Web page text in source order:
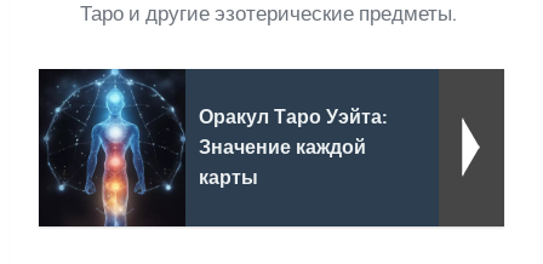
Таро и другие эзотерические предметы.
Оракул Таро Уэйта:
Значение каждой
карты